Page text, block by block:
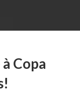
Copa